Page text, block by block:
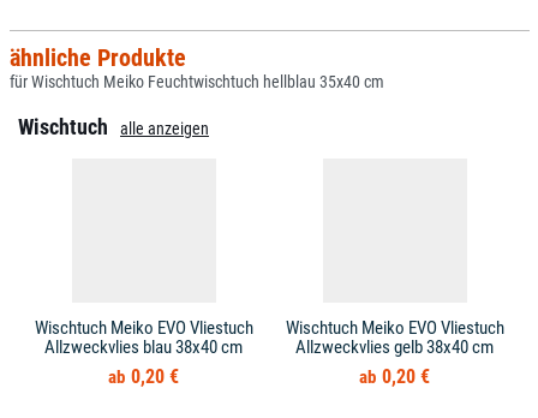
ähnliche Produkte
für Wischtuch Meiko Feuchtwischtuch hellblau 35x40 cm
Wischtuch alle anzeigen
Wischtuch Meiko EVO Vliestuch
Allzweckvlies blau 38x40 cm
0,20 €
Wischtuch Meiko EVO Vliestuch
Allzweckvlies gelb 38x40 cm
0,20 €